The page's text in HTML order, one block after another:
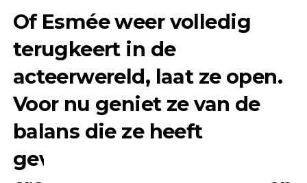
Of Esmée weer volledig
terugkeert in de
acteerwereld, laat ze open.
Voor nu geniet ze van de
balans die ze heeft
gevonden tussen haar